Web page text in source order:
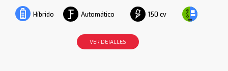
Híbrido Automático 150 cv
VER DETALLES